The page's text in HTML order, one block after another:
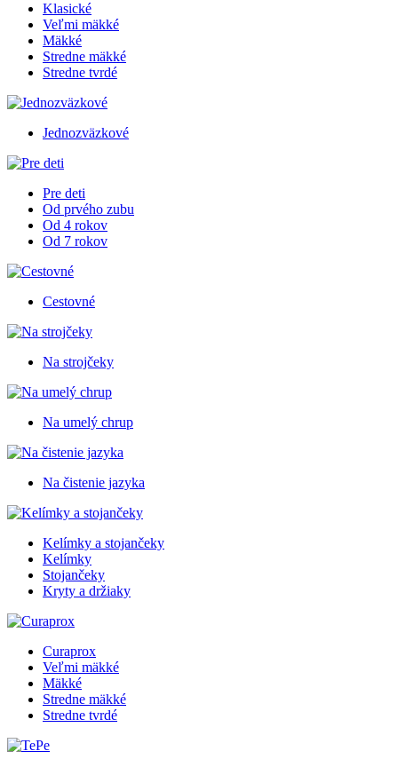
Klasické
Veľmi mäkké
Mäkké
Stredne mäkké
Stredne tvrdé
Jednozväzkové
Pre deti
Od prvého zubu
Od 4 rokov
Od 7 rokov
Cestovné
Na strojčeky
Na umelý chrup
Na čistenie jazyka
Kelímky a stojančeky
Kelímky
Stojančeky
Kryty a držiaky
Curaprox
Veľmi mäkké
Mäkké
Stredne mäkké
Stredne tvrdé